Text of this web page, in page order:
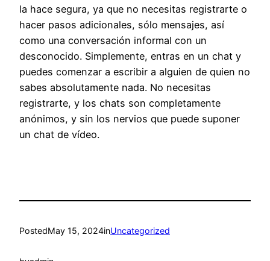
la hace segura, ya que no necesitas registrarte o
hacer pasos adicionales, sólo mensajes, así
como una conversación informal con un
desconocido. Simplemente, entras en un chat y
puedes comenzar a escribir a alguien de quien no
sabes absolutamente nada. No necesitas
registrarte, y los chats son completamente
anónimos, y sin los nervios que puede suponer
un chat de vídeo.
PostedMay 15, 2024inUncategorized